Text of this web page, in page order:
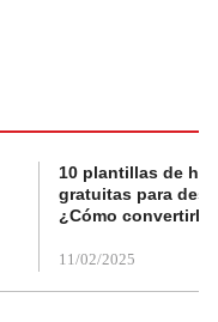
10 plantillas de
gratuitas para
¿Cómo convertirla
11/02/2025